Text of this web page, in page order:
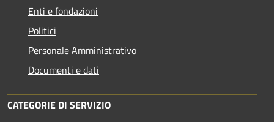
Enti e fondazioni
Politici
Personale Amministrativo
Documenti e dati
CATEGORIE DI SERVIZIO